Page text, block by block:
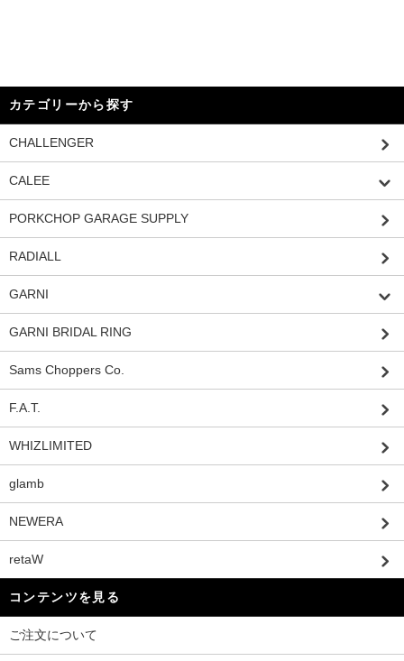
カテゴリーから探す
CHALLENGER
CALEE
PORKCHOP GARAGE SUPPLY
RADIALL
GARNI
GARNI BRIDAL RING
Sams Choppers Co.
F.A.T.
WHIZLIMITED
glamb
NEWERA
retaW
コンテンツを見る
ご注文について